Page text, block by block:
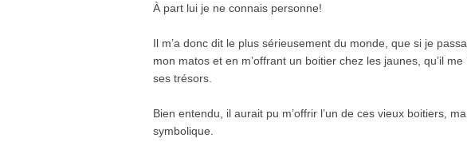
À part lui je ne connais personne!
Il m’a donc dit le plus sérieusement du monde, que si je
mon matos et en m’offrant un boitier chez les jaunes, qu’il
ses trésors.
Bien entendu, il aurait pu m’offrir l’un de ces vieux boitiers,
symbolique.